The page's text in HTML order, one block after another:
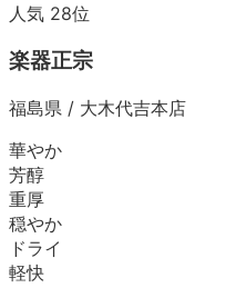
人気 28位
楽器正宗
福島県 / 大木代吉本店
華やか
芳醇
重厚
穏やか
ドライ
軽快